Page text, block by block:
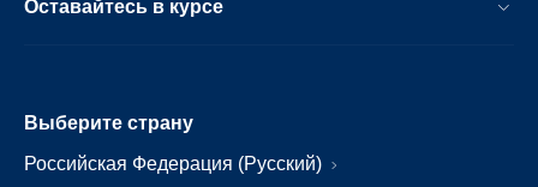
Оставайтесь в курсе
Выберите страну
Российская Федерация (Русский)